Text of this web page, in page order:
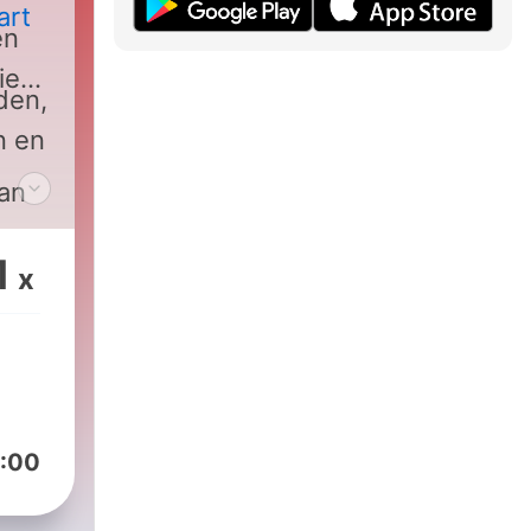
en
x